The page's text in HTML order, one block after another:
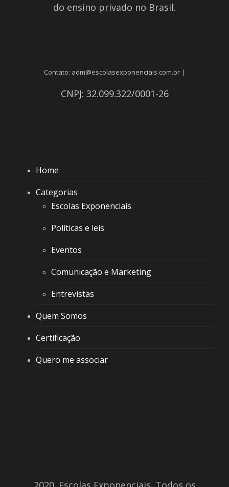
do ensino privado no Brasil.
Contato: adm@escolasexponenciais.com.br |
CNPJ: 32.099.322/0001-26
Home
Categorias
Escolas Exponenciais
Políticas e leis
Eventos
Comunicação e Marketing
Entrevistas
Quem Somos
Certificação
Quero me associar